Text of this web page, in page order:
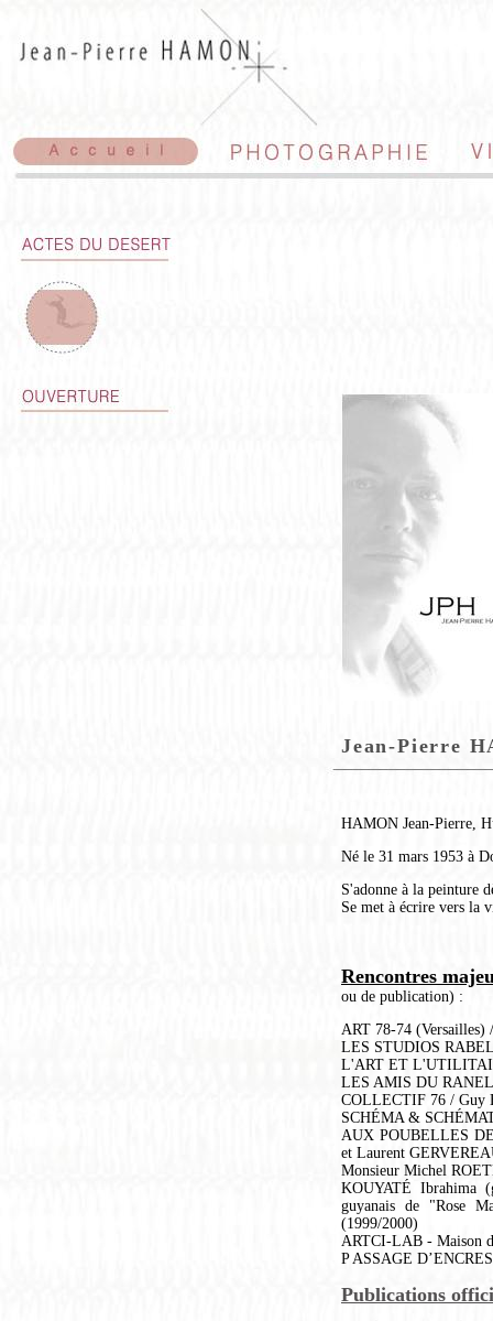
HAMON Jean-Pierre,
Né le 31 mars 1953 à
S'adonne à la peinture
Se met à écrire vers la
Rencontres
ou de publication) :
ART 78-74
LES STUDIOS
L'ART ET
LES AMIS DU
COLLECTIF 76 / Guy
SCHÉMA &
AUX POUBELLES
et Laurent
Monsieur Michel
KOUYATÉ Ibrahima
guyanais de "Rose
(1999/2000)
ARTCI-LAB - Maison
P ASSAGE
Publications
Jean-Pierre